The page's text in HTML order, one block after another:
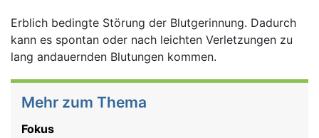
Untersuchungen
News
Ratgeber
Rubriken
Erblich bedingte Störung der Blutgerinnung. Dadurch
kann es spontan oder nach leichten Verletzungen zu
lang andauernden Blutungen kommen.
Mehr zum Thema
Fokus